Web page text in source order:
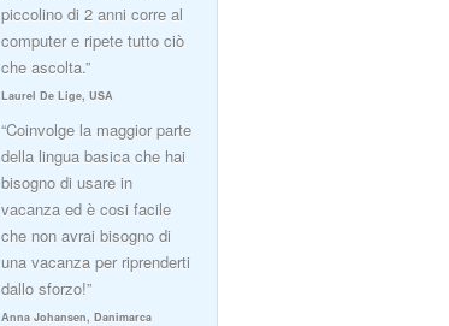
piccolino di 2 anni corre al
computer e ripete tutto ciò
che ascolta.”
Laurel De Lige, USA
“Coinvolge la maggior parte
della lingua basica che hai
bisogno di usare in
vacanza ed è cosi facile
che non avrai bisogno di
una vacanza per riprenderti
dallo sforzo!”
Anna Johansen, Danimarca